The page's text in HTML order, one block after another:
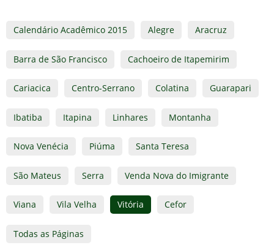
Calendário Acadêmico 2015 Alegre Aracruz
Barra de São Francisco Cachoeiro de Itapemirim
Cariacica Centro-Serrano Colatina Guarapari
Ibatiba Itapina Linhares Montanha
Nova Venécia Piúma Santa Teresa
São Mateus Serra Venda Nova do Imigrante
Viana Vila Velha Vitória Cefor
Todas as Páginas